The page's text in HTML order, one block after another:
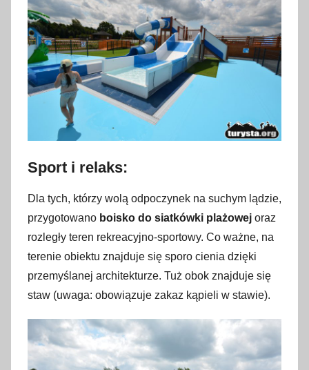
Sport i relaks:
Dla tych, którzy wolą odpoczynek na suchym lądzie,
przygotowano boisko do siatkówki plażowej oraz
rozległy teren rekreacyjno-sportowy. Co ważne, na
terenie obiektu znajduje się sporo cienia dzięki
przemyślanej architekturze. Tuż obok znajduje się
staw (uwaga: obowiązuje zakaz kąpieli w stawie).